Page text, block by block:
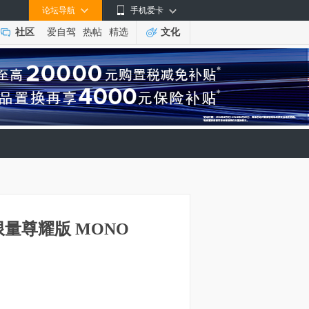
手机爱卡
论坛导航
社区 爱自驾 热帖 精选 文化
量尊耀版 MONO